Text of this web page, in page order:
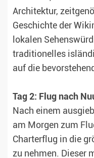
Architektur,
Geschichte der
lokalen
traditionelles
auf die
Tag 2: Flug nach
Nach einem
am Morgen zum
Charterflug in die
zu nehmen. Dieser